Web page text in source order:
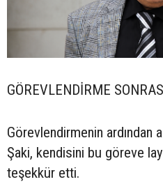
GÖREVLENDİRME
Görevlendirmenin ardından
Şaki, kendisini bu göreve
teşekkür etti.